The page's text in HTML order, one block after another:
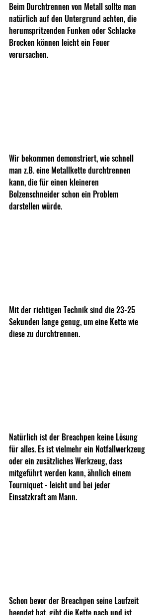
Beim Durchtrennen von Metall sollte man
natürlich auf den Untergrund achten, die
herumspritzenden Funken oder Schlacke
Brocken können leicht ein Feuer
verursachen.
Wir bekommen demonstriert, wie schnell
man z.B. eine Metallkette durchtrennen
kann, die für einen kleineren
Bolzenschneider schon ein Problem
darstellen würde.
Mit der richtigen Technik sind die 23-25
Sekunden lange genug, um eine Kette wie
diese zu durchtrennen.
Natürlich ist der Breachpen keine Lösung
für alles. Es ist vielmehr ein Notfallwerkzeug
oder ein zusätzliches Werkzeug, dass
mitgeführt werden kann, ähnlich einem
Tourniquet - leicht und bei jeder
Einsatzkraft am Mann.
Schon bevor der Breachpen seine Laufzeit